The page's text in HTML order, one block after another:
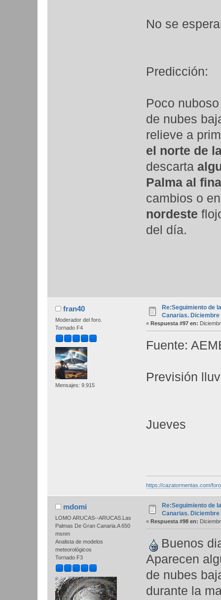
No se
Predicción:
Poco
de nubes
relieve a
el norte de
descarta
Palma al
cambios o
nordeste
del día.
fran40
Moderador del foro.
Tornado F4
Mensajes: 9.915
Re:Seguimiento de
Canarias. Diciembre
« Respuesta #97 en:
Fuente:
Previsión
Jueves
https://cazatormentas.com/
mdomi
LOMO ARUCAS--ARUCAS.Las
Palmas De Gran Canaria.A 650
msnm
Analista de modelos
meteorológicos
Tornado F3
Re:Seguimiento de
Canarias. Diciembre
« Respuesta #98 en:
Buenos
Aparecen
de nubes
durante la